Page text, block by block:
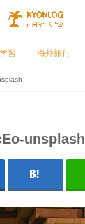
習 海外旅行
unsplash